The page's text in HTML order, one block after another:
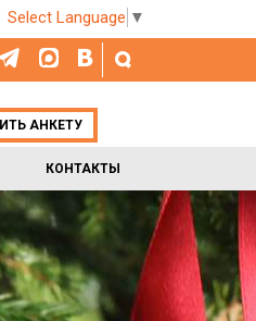
Select Language ▼
КОНТАКТЫ
АНКЕТУ